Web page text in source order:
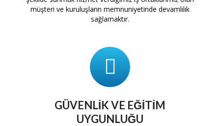
müşteri ve kuruluşların memnuniyetinde devamlılık
sağlamaktır.
GÜVENLIK VE EĞITIM
UYGUNLUĞU